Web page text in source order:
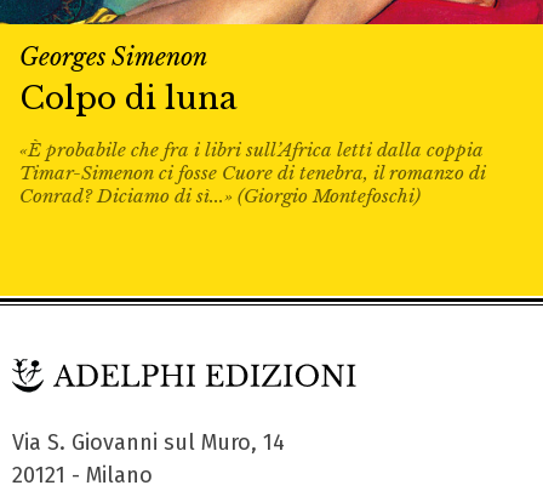
Georges Simenon
Colpo di luna
«È probabile che fra i libri sull’Africa letti dalla coppia
Timar-Simenon ci fosse Cuore di tenebra, il romanzo di
Conrad? Diciamo di sì...» (Giorgio Montefoschi)
Via S. Giovanni sul Muro, 14
20121 - Milano